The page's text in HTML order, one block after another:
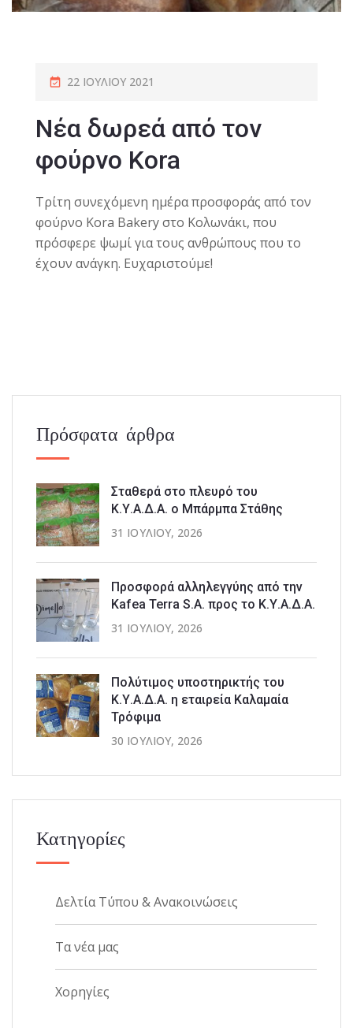
22 ΙΟΥΛΊΟΥ 2021
Νέα δωρεά από τον
φούρνο Kora
Τρίτη συνεχόμενη ημέρα προσφοράς από τον
φούρνο Kora Bakery στο Κολωνάκι, που
πρόσφερε ψωμί για τους ανθρώπους που το
έχουν ανάγκη. Ευχαριστούμε!
Πρόσφατα άρθρα
Σταθερά στο πλευρό του
Κ.Υ.Α.Δ.Α. ο Μπάρμπα Στάθης
31 ΙΟΥΛΊΟΥ, 2026
Προσφορά αλληλεγγύης από την
Kafea Terra S.A. προς το Κ.Υ.Α.Δ.Α.
31 ΙΟΥΛΊΟΥ, 2026
Πολύτιμος υποστηρικτής του
Κ.Υ.Α.Δ.Α. η εταιρεία Καλαμαία
Τρόφιμα
30 ΙΟΥΛΊΟΥ, 2026
Κατηγορίες
Δελτία Τύπου & Ανακοινώσεις
Τα νέα μας
Χορηγίες